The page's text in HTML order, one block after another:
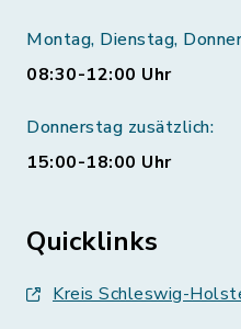
Montag, Dienstag,
08:30-12:00 Uhr
Donnerstag zusätzlich:
15:00-18:00 Uhr
Quicklinks
Kreis Schleswig-